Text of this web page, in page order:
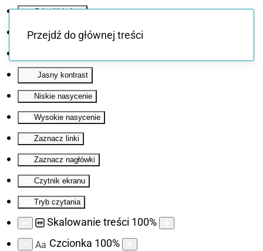
Odwróć kolory
Monochromatyczny
Jasny kontrast
Niskie nasycenie
Wysokie nasycenie
Zaznacz linki
Zaznacz nagłówki
Czytnik ekranu
Tryb czytania
Skalowanie treści 100%
Aa Czcionka 100%
Przejdź do głównej treści